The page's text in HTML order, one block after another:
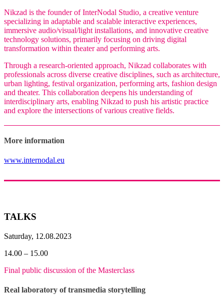
Nikzad is the founder of InterNodal Studio, a creative venture
specializing in adaptable and scalable interactive experiences,
immersive audio/visual/light installations, and innovative creative
technology solutions, primarily focusing on driving digital
transformation within theater and performing arts.
Through a research-oriented approach, Nikzad collaborates with
professionals across diverse creative disciplines, such as architecture,
urban lighting, festival organization, performing arts, fashion design
and theater. This collaboration deepens his understanding of
interdisciplinary arts, enabling Nikzad to push his artistic practice
and explore the intersections of various creative fields.
More information
www.internodal.eu
TALKS
Saturday, 12.08.2023
14.00 – 15.00
Final public discussion of the Masterclass
Real laboratory of transmedia storytelling